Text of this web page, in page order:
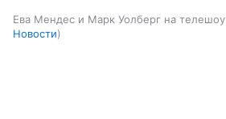
Ева Мендес и Марк Уолберг на телешоу
Новости